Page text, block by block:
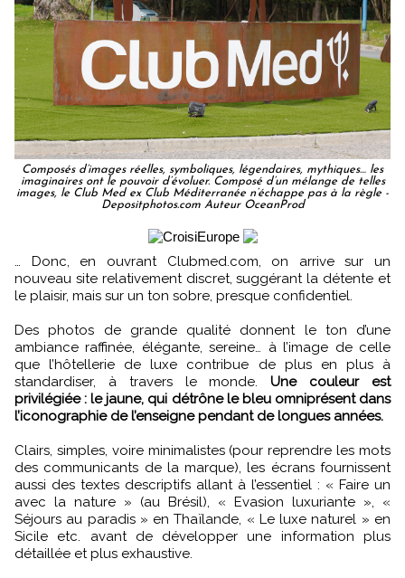
Composés d’images réelles, symboliques, légendaires, mythiques… les
imaginaires ont le pouvoir d’évoluer. Composé d’un mélange de telles
images, le Club Med ex Club Méditerranée n’échappe pas à la règle -
Depositphotos.com Auteur OceanProd
… Donc, en ouvrant Clubmed.com, on arrive sur un
nouveau site relativement discret, suggérant la détente et
le plaisir, mais sur un ton sobre, presque confidentiel.
Des photos de grande qualité donnent le ton d’une
ambiance raffinée, élégante, sereine… à l’image de celle
que l’hôtellerie de luxe contribue de plus en plus à
standardiser, à travers le monde.Une couleur est
privilégiée : le jaune, qui détrône le bleu omniprésent dans
l’iconographie de l’enseigne pendant de longues années.
Clairs, simples, voire minimalistes (pour reprendre les mots
des communicants de la marque), les écrans fournissent
aussi des textes descriptifs allant à l’essentiel : « Faire un
avec la nature » (au Brésil), « Evasion luxuriante », «
Séjours au paradis » en Thaïlande, « Le luxe naturel » en
Sicile etc. avant de développer une information plus
détaillée et plus exhaustive.